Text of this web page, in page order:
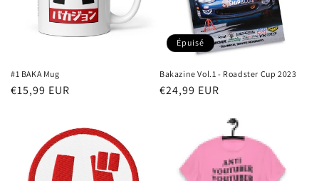
#1 BAKA Mug
Prix
€15,99 EUR
Épuisé
Bakazine Vol.1 - Roadster Cup 2023
Prix
€24,99 EUR